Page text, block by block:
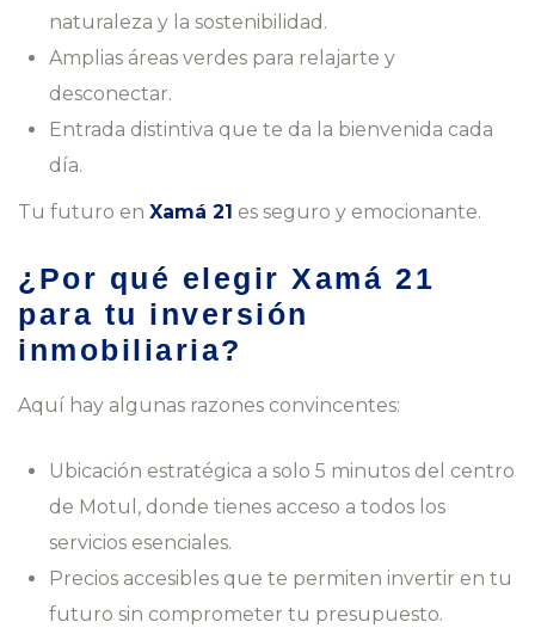
naturaleza y la sostenibilidad.
Amplias áreas verdes para relajarte y
desconectar.
Entrada distintiva que te da la bienvenida cada
día.
Tu futuro en Xamá 21 es seguro y emocionante.
¿Por qué elegir Xamá 21
para tu inversión
inmobiliaria?
Aquí hay algunas razones convincentes:
Ubicación estratégica a solo 5 minutos del centro
de Motul, donde tienes acceso a todos los
servicios esenciales.
Precios accesibles que te permiten invertir en tu
futuro sin comprometer tu presupuesto.